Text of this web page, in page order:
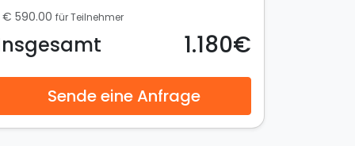
€ 590.00 für Teilnehmer
1.180€
Sende eine Anfrage